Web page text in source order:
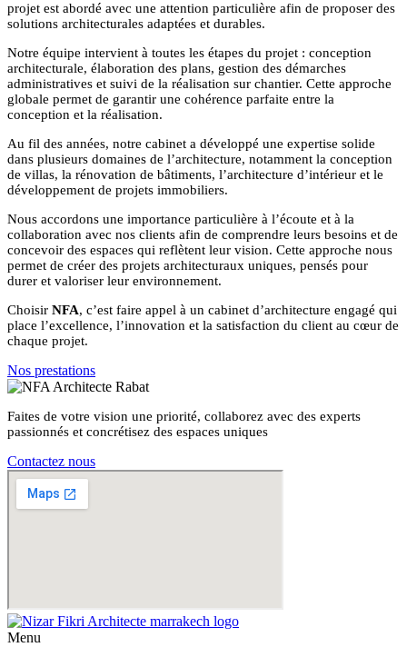
projet est abordé avec une attention particulière afin de proposer des
solutions architecturales adaptées et durables.
Notre équipe intervient à toutes les étapes du projet : conception
architecturale, élaboration des plans, gestion des démarches
administratives et suivi de la réalisation sur chantier. Cette approche
globale permet de garantir une cohérence parfaite entre la
conception et la réalisation.
Au fil des années, notre cabinet a développé une expertise solide
dans plusieurs domaines de l’architecture, notamment la conception
de villas, la rénovation de bâtiments, l’architecture d’intérieur et le
développement de projets immobiliers.
Nous accordons une importance particulière à l’écoute et à la
collaboration avec nos clients afin de comprendre leurs besoins et de
concevoir des espaces qui reflètent leur vision. Cette approche nous
permet de créer des projets architecturaux uniques, pensés pour
durer et valoriser leur environnement.
Choisir NFA, c’est faire appel à un cabinet d’architecture engagé qui
place l’excellence, l’innovation et la satisfaction du client au cœur de
chaque projet.
Nos prestations
Faites de votre vision une priorité, collaborez avec des experts
passionnés et concrétisez des espaces uniques
Contactez nous
Menu